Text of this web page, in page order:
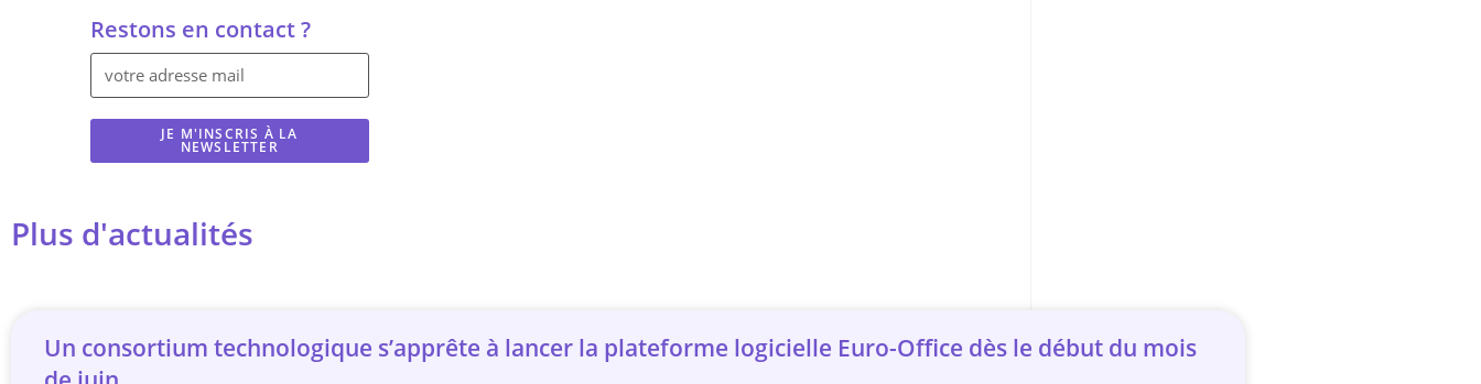
Restons en contact ?
JE M'INSCRIS À LA
NEWSLETTER
Plus d'actualités
Un consortium technologique s’apprête à lancer la plateforme logicielle Euro-Office dès le début du mois